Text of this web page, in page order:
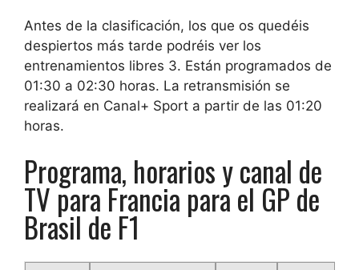
Antes de la clasificación, los que os quedéis
despiertos más tarde podréis ver los
entrenamientos libres 3. Están programados de
01:30 a 02:30 horas. La retransmisión se
realizará en Canal+ Sport a partir de las 01:20
horas.
Programa, horarios y canal de
TV para Francia para el GP de
Brasil de F1